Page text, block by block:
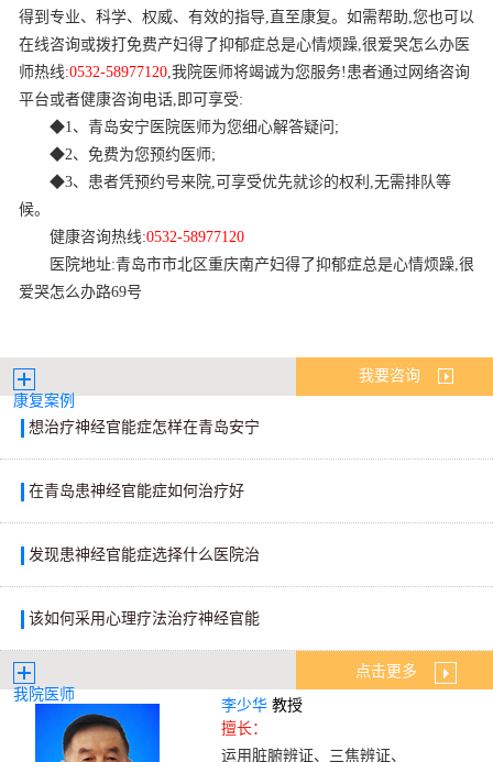
得到专业、科学、权威、有效的指导,直至康复。如需帮助,您也可以
在线咨询或拨打免费产妇得了抑郁症总是心情烦躁,很爱哭怎么办医
师热线:0532-58977120,我院医师将竭诚为您服务!患者通过网络咨询
平台或者健康咨询电话,即可享受:
◆1、青岛安宁医院医师为您细心解答疑问;
◆2、免费为您预约医师;
◆3、患者凭预约号来院,可享受优先就诊的权利,无需排队等
候。
健康咨询热线:0532-58977120
医院地址:青岛市市北区重庆南产妇得了抑郁症总是心情烦躁,很
爱哭怎么办路69号
康复案例
我要咨询
想治疗神经官能症怎样在青岛安宁
在青岛患神经官能症如何治疗好
发现患神经官能症选择什么医院治
该如何采用心理疗法治疗神经官能
我院医师
点击更多
李少华 教授
擅长：
运用脏腑辨证、三焦辨证、